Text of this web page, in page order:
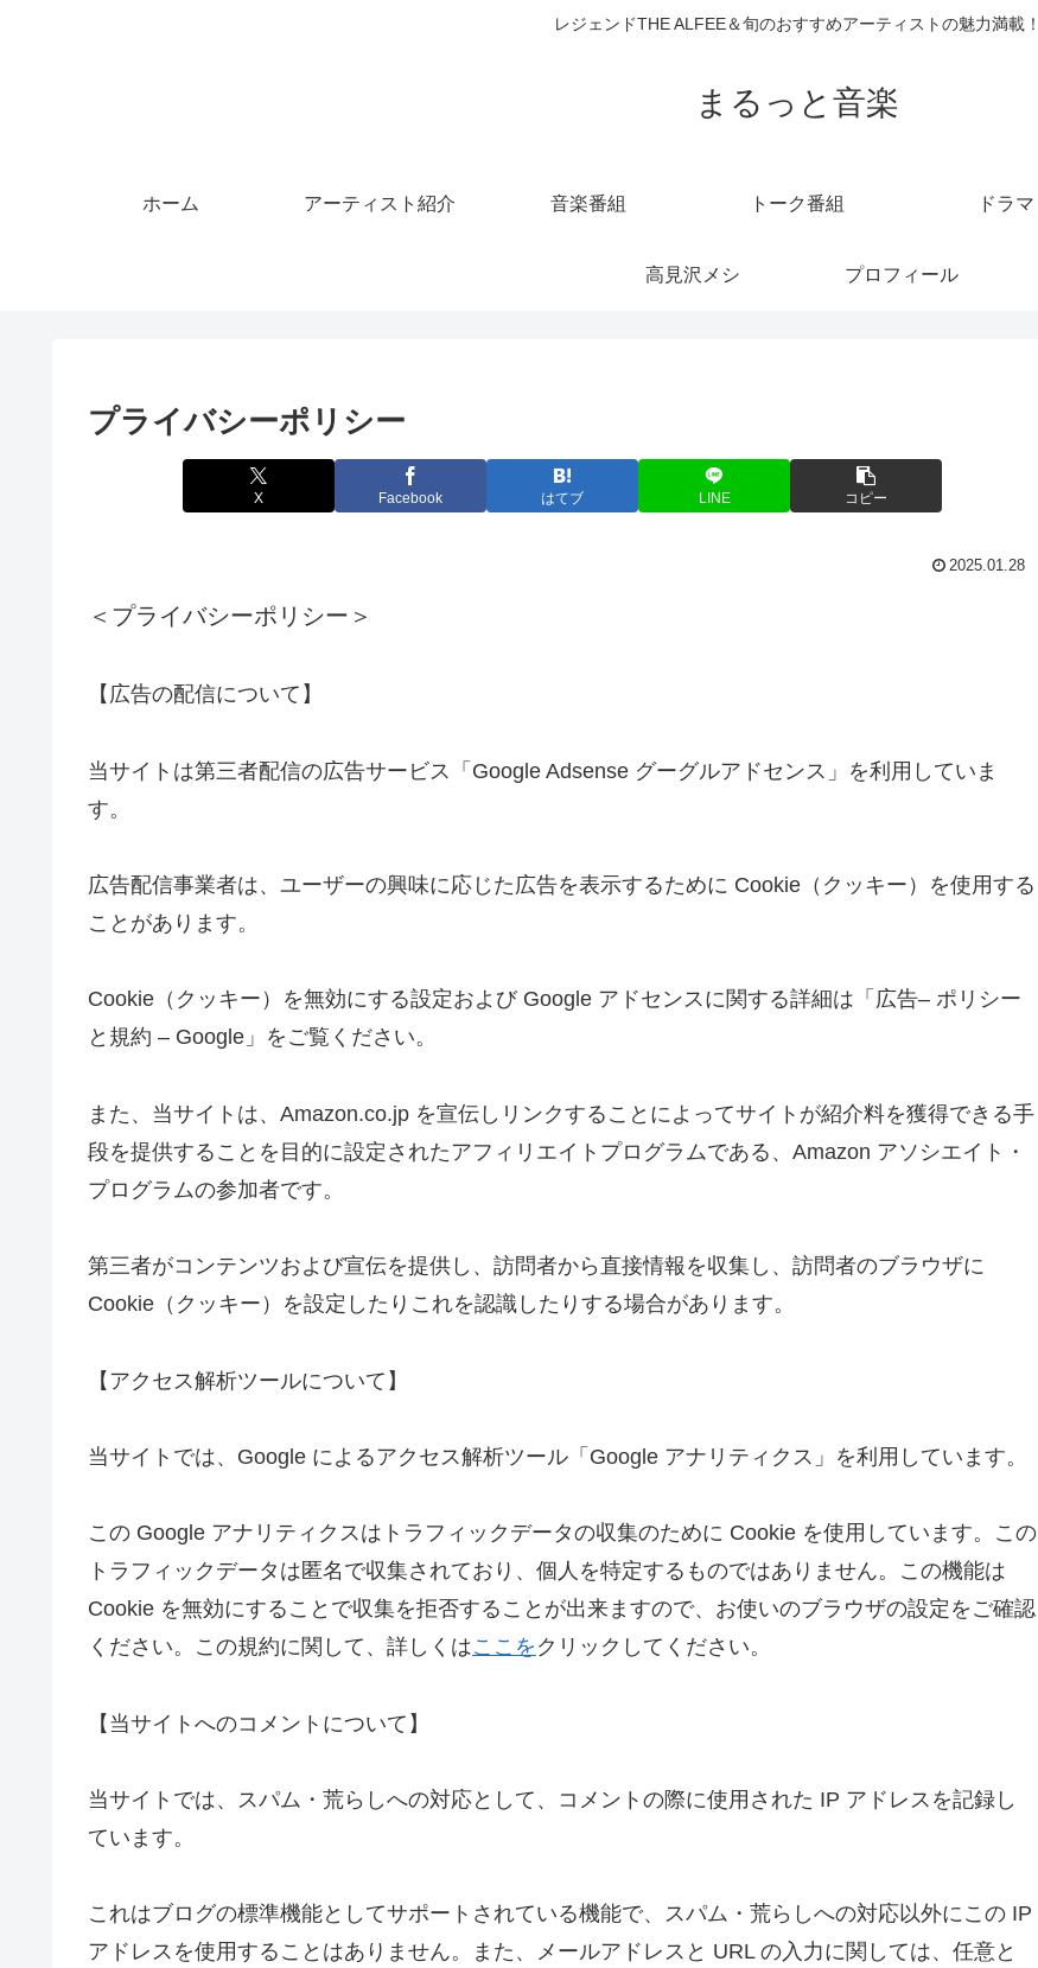
レジェンドTHE ALFEE＆旬のおすすめアーティストの魅力満載！
まるっと音楽
ホーム アーティスト紹介 音楽番組 トーク番組 ドラマ
高見沢メシ プロフィール
プライバシーポリシー
X Facebook はてブ LINE コピー
2025.01.28
＜プライバシーポリシー＞
【広告の配信について】
当サイトは第三者配信の広告サービス「Google Adsense グーグルアドセンス」を利用していま
す。
広告配信事業者は、ユーザーの興味に応じた広告を表示するために Cookie（クッキー）を使用する
ことがあります。
Cookie（クッキー）を無効にする設定および Google アドセンスに関する詳細は「広告– ポリシー
と規約 – Google」をご覧ください。
また、当サイトは、Amazon.co.jp を宣伝しリンクすることによってサイトが紹介料を獲得できる手
段を提供することを目的に設定されたアフィリエイトプログラムである、Amazon アソシエイト・
プログラムの参加者です。
第三者がコンテンツおよび宣伝を提供し、訪問者から直接情報を収集し、訪問者のブラウザに
Cookie（クッキー）を設定したりこれを認識したりする場合があります。
【アクセス解析ツールについて】
当サイトでは、Google によるアクセス解析ツール「Google アナリティクス」を利用しています。
この Google アナリティクスはトラフィックデータの収集のために Cookie を使用しています。この
トラフィックデータは匿名で収集されており、個人を特定するものではありません。この機能は
Cookie を無効にすることで収集を拒否することが出来ますので、お使いのブラウザの設定をご確認
ください。この規約に関して、詳しくはここを クリックしてください。
【当サイトへのコメントについて】
当サイトでは、スパム・荒らしへの対応として、コメントの際に使用された IP アドレスを記録し
ています。
これはブログの標準機能としてサポートされている機能で、スパム・荒らしへの対応以外にこの IP
アドレスを使用することはありません。また、メールアドレスと URL の入力に関しては、任意と